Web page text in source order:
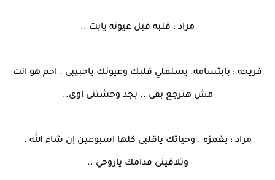
مراد : قلبه قبل عيونه يابت ..
فريحه : بابتسامه. يسلملي قلبك وعيونك ياحبيبى . احم هو انت
مش هترجع بقى .. بجد وحشتنى اوى..
مراد : بغمزه . وحياتك ياقلبى كلها اسبوعين إن شاء الله .
وتلاقينى قدامك ياروحي ..